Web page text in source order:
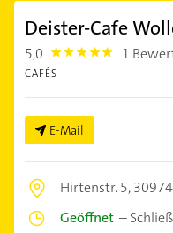
Deister-Cafe
5,0 5.0 1
CAFÉS
E-Mail
Hirtenstr. 5,
Geöffnet –